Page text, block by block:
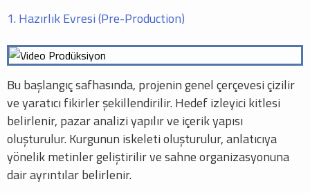
1. Hazırlık Evresi (Pre-Production)
Bu başlangıç safhasında, projenin genel çerçevesi çizilir
ve yaratıcı fikirler şekillendirilir. Hedef izleyici kitlesi
belirlenir, pazar analizi yapılır ve içerik yapısı
oluşturulur. Kurgunun iskeleti oluşturulur, anlatıcıya
yönelik metinler geliştirilir ve sahne organizasyonuna
dair ayrıntılar belirlenir.